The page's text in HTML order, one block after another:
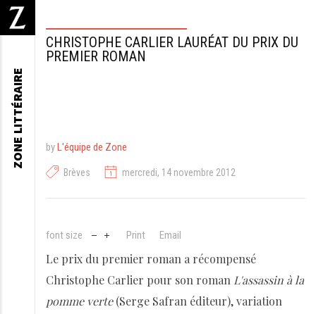
CHRISTOPHE CARLIER LAURÉAT DU PRIX DU
PREMIER ROMAN
byL'équipe de Zone
Brèves mercredi, 14 novembre 2012
font size Print Email
Le prix du premier roman a récompensé
Christophe Carlier pour son roman L'assassin à la
pomme verte(Serge Safran éditeur), variation
ZONE LITTÉRAIRE